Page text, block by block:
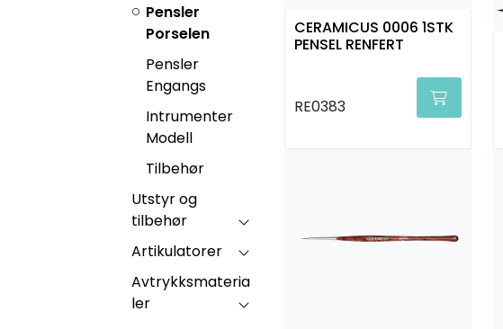
Pensler
Porselen
Pensler
Engangs
Intrumenter
Modell
Tilbehør
Utstyr og
tilbehør
Artikulatorer
Avtrykksmateria
ler
CERAMICUS 0006 1STK
PENSEL RENFERT
RE0383